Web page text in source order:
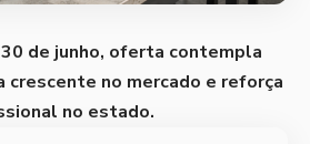
de junho, oferta contempla
crescente no mercado e reforça
no estado.